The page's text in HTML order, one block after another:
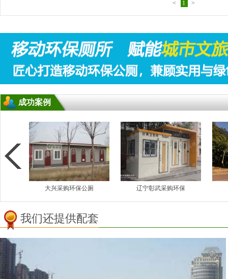
< 1 >
成功案例
辽宁彰武采购环保 云南勐巴拉生态厕
我们还提供配套